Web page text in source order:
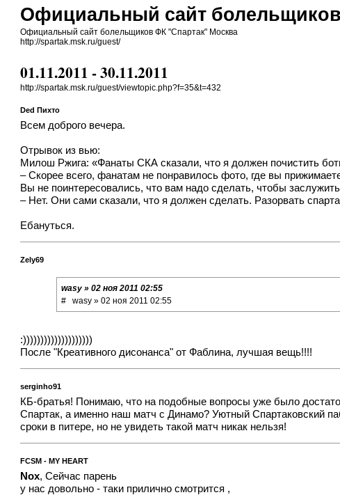
Официальный сайт
Официальный сайт болельщиков ФК "Спартак" Москва
http://spartak.msk.ru/guest/
01.11.2011 - 30.11.2011
http://spartak.msk.ru/guest/viewtopic.php?f=35&t=432
Ded Пихто
Всем доброго вечера.
Отрывок из вью:
Милош Ржига: «Фанаты СКА сказали, что я должен почистить
– Скорее всего, фанатам не понравилось фото, где вы
Вы не поинтересовались, что вам надо сделать, чтобы
– Нет. Они сами сказали, что я должен сделать. Разорвать
Ебануться.
Zely69
wasy » 02 ноя 2011 02:55
# wasy » 02 ноя 2011 02:55
:))))))))))))))))))))
После "Креативного дисонанса" от Фаблина, лучшая вещь!!!!
serginho91
КБ-братья! Понимаю, что на подобные вопросы уже было
Спартак, а именно наш матч с Динамо? Уютный Спартаковский
сроки в питере, но не увидеть такой матч никак нельзя!
FCSM - MY HEART
Nox, Сейчас парень
у нас довольно - таки прилично смотрится ,